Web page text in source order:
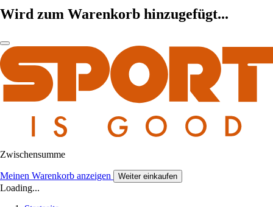
Wird zum Warenkorb hinzugefügt...
Zwischensumme
Meinen Warenkorb anzeigen Weiter einkaufen
Loading...